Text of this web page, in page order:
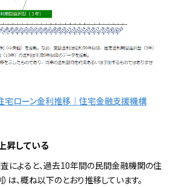
宅ローン金利推移｜住宅金融支援機構
昇している
によると、過去10年間の民間金融機関の住
は、概ね以下のとおり推移しています。